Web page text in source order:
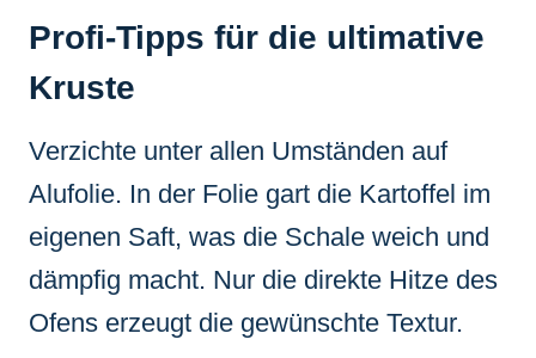
Profi-Tipps für die ultimative
Kruste
Verzichte unter allen Umständen auf
Alufolie. In der Folie gart die Kartoffel im
eigenen Saft, was die Schale weich und
dämpfig macht. Nur die direkte Hitze des
Ofens erzeugt die gewünschte Textur.